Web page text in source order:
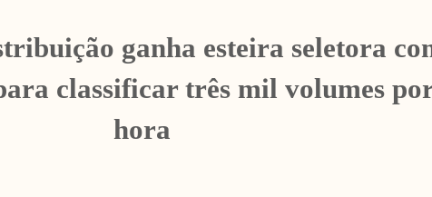
ganha esteira seletora
classificar três mil volumes
hora